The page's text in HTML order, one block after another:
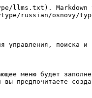
Markdown
russian/osnovy/
поиска и
меню будет
предпочитаете